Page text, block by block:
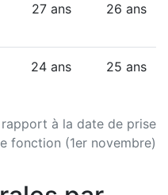
à la date de prise
fonction (1er novembre)
27 ans 26 ans
24 ans 25 ans